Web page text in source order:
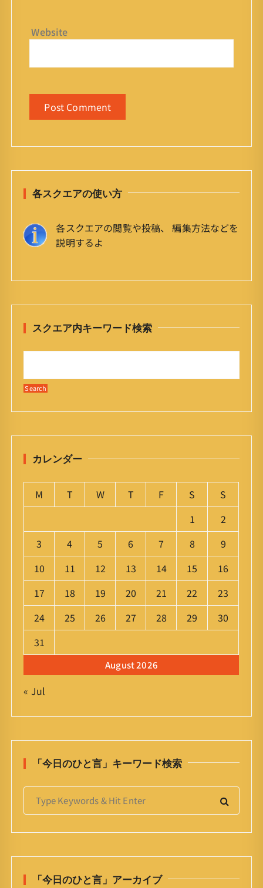
Website
各スクエアの使い方
各スクエアの閲覧や投稿、 編集方法などを
説明するよ
スクエア内キーワード検索
カレンダー
August 2026
M T W T F S
S
1
2
3
4 5 6 7 8
9
10
11 12 13 14 15
16
17
18 19 20 21 22
23
24
25 26 27 28 29
30
31
« Jul
「今日のひと言」キーワード検索
S
r
「今日のひと言」アーカイブ